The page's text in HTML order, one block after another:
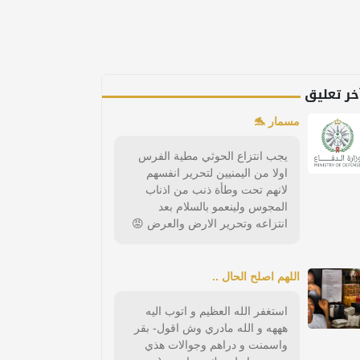
تعليق
مسمار 🐬
يجب انتزاع الحوثي مطية الفرس
اولا من اليمنيين لتحرير انفسهم
لانهم تحت وطأة ذنب من اذناب
المجوس ولينعمو بالسلام بعد
انتزاعه وتحرير الارض والعرض 😡
اللهم اصلح الحال ..
استغفر الله العظيم و اتوب اليه
هههه و الله مادري وش اقول- بقر
واسمنت و دراهم وجوالات هذي